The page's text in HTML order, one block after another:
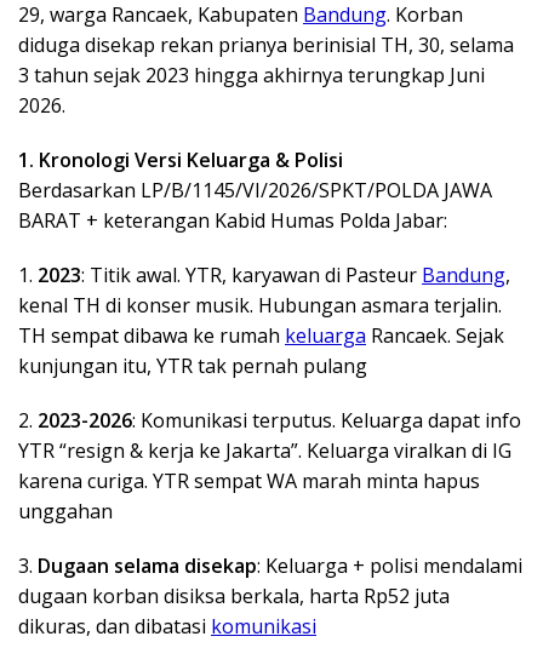
29, warga Rancaek, Kabupaten Bandung. Korban
diduga disekap rekan prianya berinisial TH, 30, selama
3 tahun sejak 2023 hingga akhirnya terungkap Juni
2026.
1. Kronologi Versi Keluarga & Polisi
Berdasarkan LP/B/1145/VI/2026/SPKT/POLDA JAWA
BARAT + keterangan Kabid Humas Polda Jabar:
1. 2023: Titik awal. YTR, karyawan di Pasteur Bandung,
kenal TH di konser musik. Hubungan asmara terjalin.
TH sempat dibawa ke rumah keluarga Rancaek. Sejak
kunjungan itu, YTR tak pernah pulang
2. 2023-2026: Komunikasi terputus. Keluarga dapat info
YTR “resign & kerja ke Jakarta”. Keluarga viralkan di IG
karena curiga. YTR sempat WA marah minta hapus
unggahan
3. Dugaan selama disekap: Keluarga + polisi mendalami
dugaan korban disiksa berkala, harta Rp52 juta
dikuras, dan dibatasi komunikasi